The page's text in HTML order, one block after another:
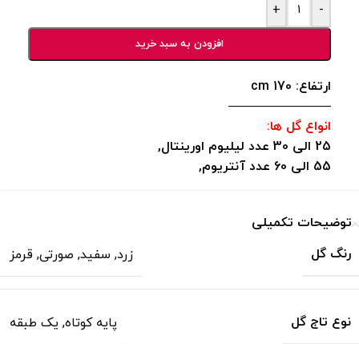
-
+
افزودن به سبد خرید
ارتفاع: 170 cm
————————
انواع گل ها:
25 الی 30 عدد لیلیوم اورینتال,
55 الی 60 عدد آنتریوم,
توضیحات تکمیلی
رنگ گل
زرد, سفید, صورتی, قرمز
نوع تاج گل پایه کوتاه, یک طبقه